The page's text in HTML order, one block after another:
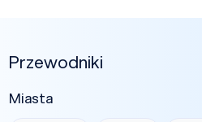
Przewodniki
Miasta